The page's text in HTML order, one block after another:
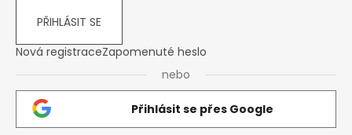
PŘIHLÁSIT SE
Nová registraceZapomenuté heslo
nebo
Přihlásit se přes Google